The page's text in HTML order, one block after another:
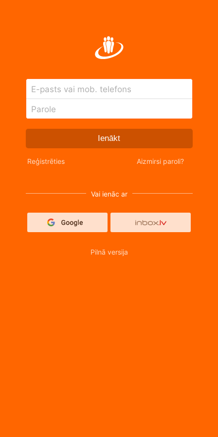
E-pasts vai mob. telefons
Parole
Ienākt
Reģistrēties Aizmirsi paroli?
Vai ienāc ar
Pilnā versija